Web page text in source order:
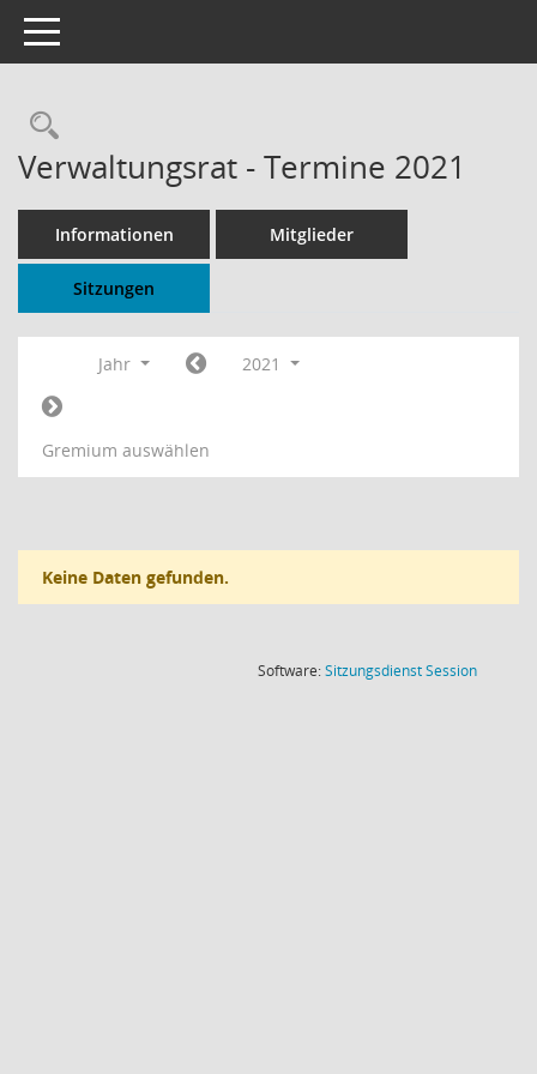
Toggle navigation
Rechercheauswahl
Verwaltungsrat - Termine 2021
Informationen Mitglieder
Sitzungen
Jahr 2021
Gremium auswählen
Keine Daten gefunden.
Software:SitzungsdienstSession(Wird in